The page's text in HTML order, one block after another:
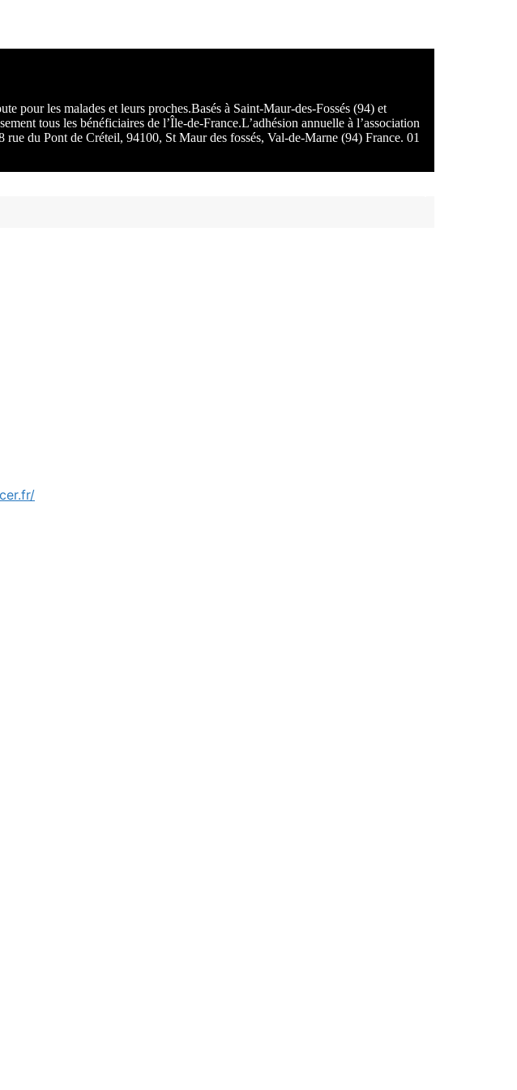
pour les malades et leurs proches.Basés à Saint-Maur-des-Fossés (94) et
tous les bénéficiaires de l’Île-de-France.L’adhésion annuelle à l’association
du Pont de Créteil, 94100, St Maur des fossés, Val-de-Marne (94) France. 01